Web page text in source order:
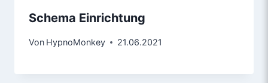
Schema Einrichtung
Von HypnoMonkey 21.06.2021